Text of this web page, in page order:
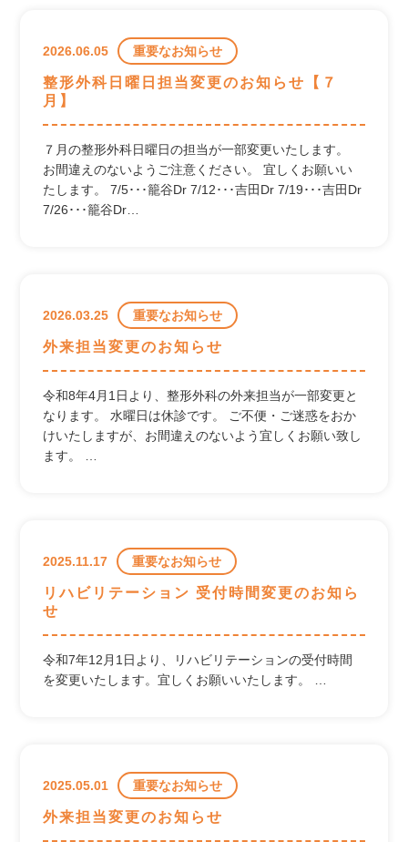
2026.06.05 重要なお知らせ
整形外科日曜日担当変更のお知らせ【７
月】
７月の整形外科日曜日の担当が一部変更いたします。
お間違えのないようご注意ください。 宜しくお願いい
たします。 7/5･･･籠谷Dr 7/12･･･吉田Dr 7/19･･･吉田Dr
7/26･･･籠谷Dr…
2026.03.25 重要なお知らせ
外来担当変更のお知らせ
令和8年4月1日より、整形外科の外来担当が一部変更と
なります。 水曜日は休診です。 ご不便・ご迷惑をおか
けいたしますが、お間違えのないよう宜しくお願い致し
ます。 …
2025.11.17 重要なお知らせ
リハビリテーション 受付時間変更のお知ら
せ
令和7年12月1日より、リハビリテーションの受付時間
を変更いたします。宜しくお願いいたします。 …
2025.05.01 重要なお知らせ
外来担当変更のお知らせ